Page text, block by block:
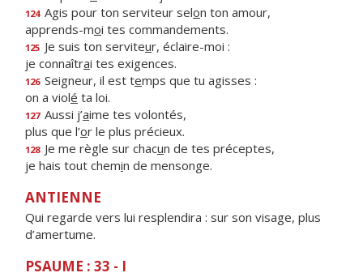
124 Agis pour ton serviteur selon ton amour,
apprends-moi tes commandements.
125 Je suis ton serviteur, éclaire-moi :
je connaîtrai tes exigences.
126 Seigneur, il est temps que tu agisses :
on a violé ta loi.
127 Aussi j’aime tes volontés,
plus que l’or le plus précieux.
128 Je me règle sur chacun de tes préceptes,
je hais tout chemin de mensonge.
ANTIENNE
Qui regarde vers lui resplendira : sur son visage, plus
d’amertume.
PSAUME : 33 - I